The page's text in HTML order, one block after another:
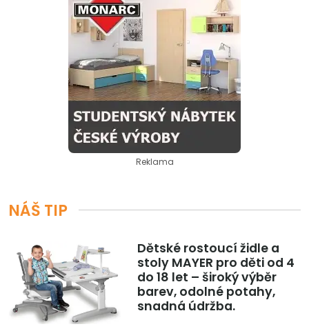
Reklama
NÁŠ TIP
Dětské rostoucí židle a
stoly MAYER pro děti od 4
do 18 let – široký výběr
barev, odolné potahy,
snadná údržba.